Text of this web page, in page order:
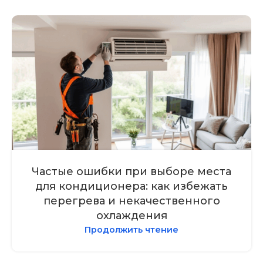
Частые ошибки при выборе места
для кондиционера: как избежать
перегрева и некачественного
охлаждения
Продолжить чтение